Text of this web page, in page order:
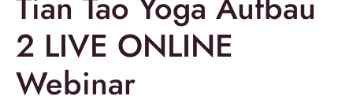
2 LIVE ONLINE
Webinar